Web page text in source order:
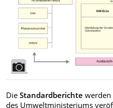
DieStandardberichte werden
des Umweltministeriums